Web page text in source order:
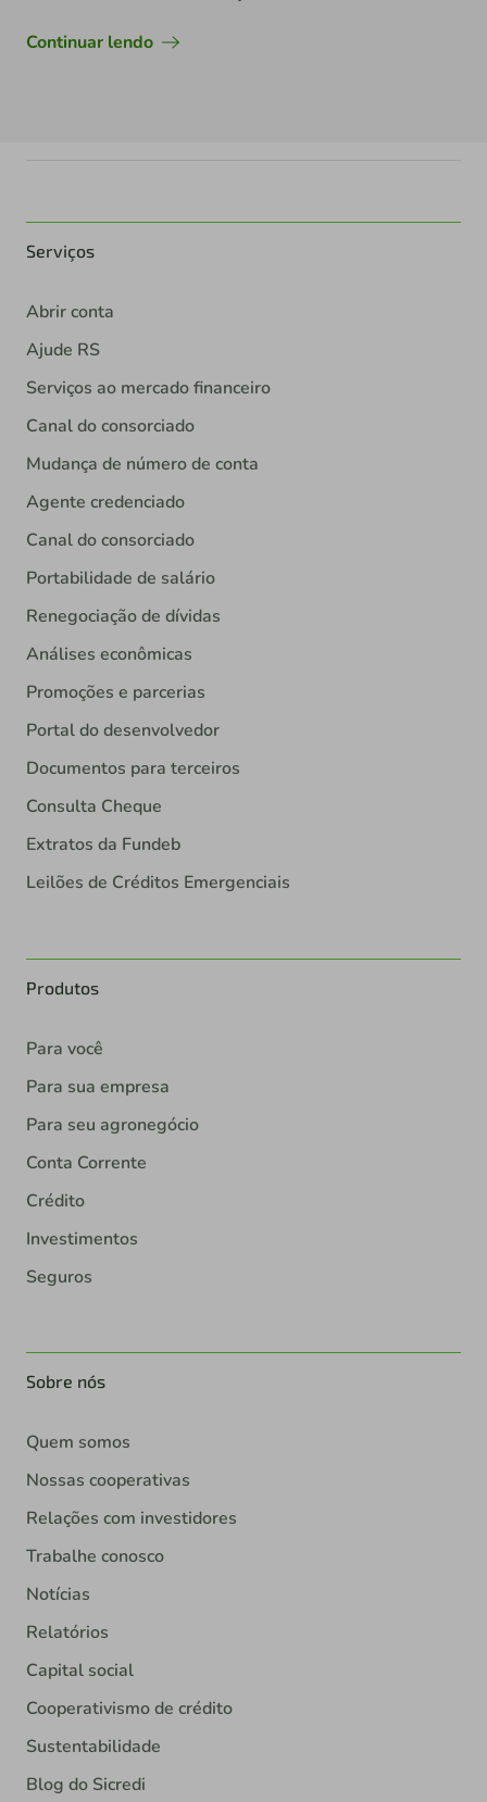
Continuar lendo
Serviços
Abrir conta
Ajude RS
Serviços ao mercado financeiro
Canal do consorciado
Mudança de número de conta
Agente credenciado
Canal do consorciado
Portabilidade de salário
Renegociação de dívidas
Análises econômicas
Promoções e parcerias
Portal do desenvolvedor
Documentos para terceiros
Consulta Cheque
Extratos da Fundeb
Leilões de Créditos Emergenciais
Produtos
Para você
Para sua empresa
Para seu agronegócio
Conta Corrente
Crédito
Investimentos
Seguros
Sobre nós
Quem somos
Nossas cooperativas
Relações com investidores
Trabalhe conosco
Notícias
Relatórios
Capital social
Cooperativismo de crédito
Sustentabilidade
Blog do Sicredi